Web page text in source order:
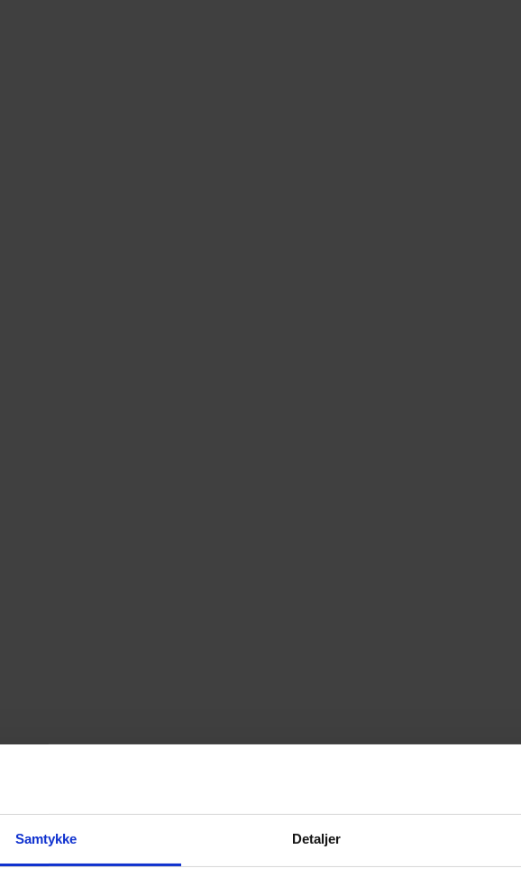
Samtykke Detaljer